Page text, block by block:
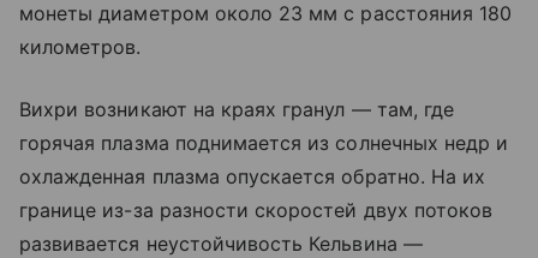
монеты диаметром около 23 мм с расстояния 180
километров.
Вихри возникают на краях гранул — там, где
горячая плазма поднимается из солнечных недр и
охлажденная плазма опускается обратно. На их
границе из-за разности скоростей двух потоков
развивается неустойчивость Кельвина —